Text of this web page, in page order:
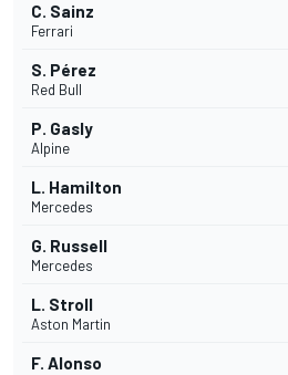
C. Sainz
Ferrari
S. Pérez
Red Bull
P. Gasly
Alpine
L. Hamilton
Mercedes
G. Russell
Mercedes
L. Stroll
Aston Martin
F. Alonso